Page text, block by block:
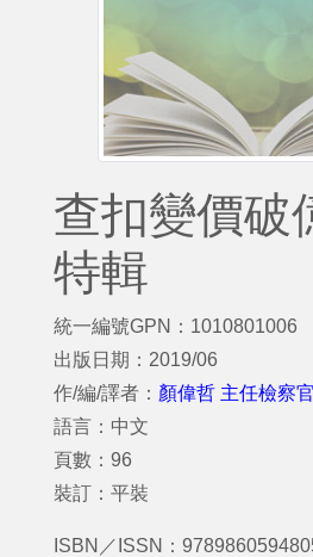
查扣變價破
特輯
統一編號GPN：1010801006
出版日期：2019/06
作/編/譯者： 顏偉哲 主任檢察官
語言：中文
頁數：96
裝訂：平裝
ISBN／ISSN：